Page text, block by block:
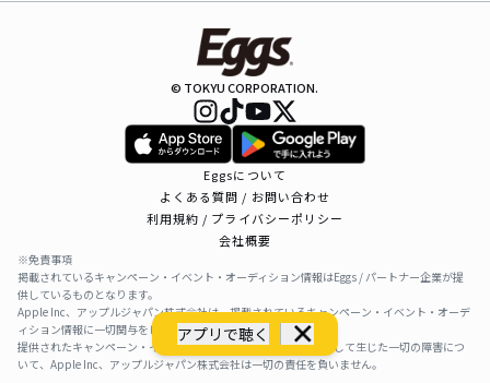
アプリで聴く
© TOKYU CORPORATION.
Eggsについて
よくある質問 / お問い合わせ
利用規約 / プライバシーポリシー
会社概要
※免責事項
掲載されているキャンペーン・イベント・オーディション情報はEggs / パートナー企業が提
供しているものとなります。
Apple Inc、アップルジャパン株式会社は、掲載されているキャンペーン・イベント・オーデ
ィション情報に一切関与をしておりません。
提供されたキャンペーン・イベント・オーディション情報を利用して生じた一切の障害につ
いて、Apple Inc、アップルジャパン株式会社は一切の責任を負いません。